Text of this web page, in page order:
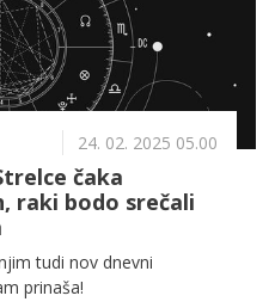
24. 02. 2025 05.00
čaka
raki bodo srečali
tudi nov dnevni
prinaša!